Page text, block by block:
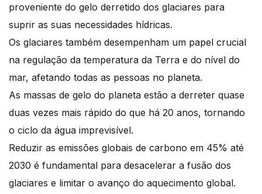
proveniente do gelo derretido dos glaciares para
suprir as suas necessidades hídricas.
Os glaciares também desempenham um papel crucial
na regulação da temperatura da Terra e do nível do
mar, afetando todas as pessoas no planeta.
As massas de gelo do planeta estão a derreter quase
duas vezes mais rápido do que há 20 anos, tornando
o ciclo da água imprevisível.
Reduzir as emissões globais de carbono em 45% até
2030 é fundamental para desacelerar a fusão dos
glaciares e limitar o avanço do aquecimento global.